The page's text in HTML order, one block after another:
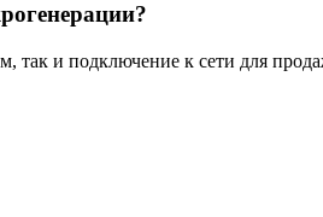
так и подключение к сети для